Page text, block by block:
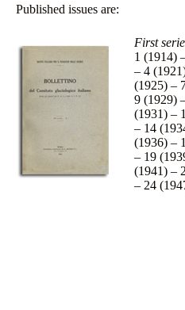
Published issues are:
First
1 (1914)
– 4
(1925) –
9 (1929)
(1931) –
– 14
(1936) –
– 19
(1941) –
– 24